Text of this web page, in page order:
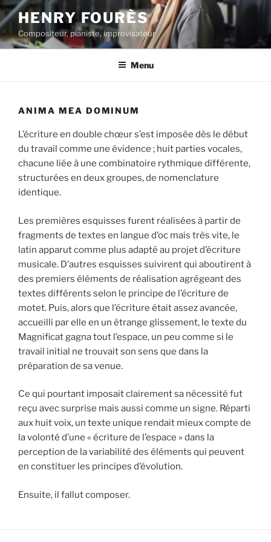
Aller
au
contenu
principal
HENRY FOURÈS
Compositeur, pianiste, improvisateur
Menu
ANIMA MEA DOMINUM
L’écriture en double chœur s’est imposée dès le début
du travail comme une évidence ; huit parties vocales,
chacune liée à une combinatoire rythmique différente,
structurées en deux groupes, de nomenclature
identique.
Les premières esquisses furent réalisées à partir de
fragments de textes en langue d’oc mais très vite, le
latin apparut comme plus adapté au projet d’écriture
musicale. D’autres esquisses suivirent qui aboutirent à
des premiers éléments de réalisation agrégeant des
textes différents selon le principe de l’écriture de
motet. Puis, alors que l’écriture était assez avancée,
accueilli par elle en un étrange glissement, le texte du
Magnificat gagna tout l’espace, un peu comme si le
travail initial ne trouvait son sens que dans la
préparation de sa venue.
Ce qui pourtant imposait clairement sa nécessité fut
reçu avec surprise mais aussi comme un signe. Réparti
aux huit voix, un texte unique rendait mieux compte de
la volonté d’une « écriture de l’espace » dans la
perception de la variabilité des éléments qui peuvent
en constituer les principes d’évolution.
Ensuite, il fallut composer.